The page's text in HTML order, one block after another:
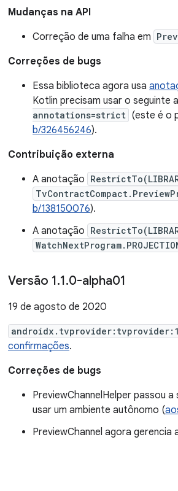
Mudanças na API
Correção de uma falha em
Correções de bugs
Essa biblioteca agora usa
Kotlin precisam usar o
annotations=strict (este é o
b/326456246).
Contribuição externa
A anotação
b/138150076).
A anotação
Versão 1.1.0-alpha01
19 de agosto de 2020
confirmações.
Correções de bugs
PreviewChannelHelper passou
usar um ambiente autônomo (
PreviewChannel agora gerencia